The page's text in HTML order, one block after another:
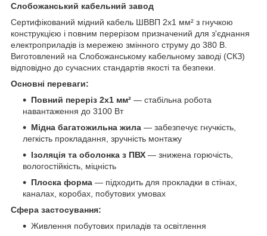
Слобожанський кабельний завод
Сертифікований мідний кабель ШВВП 2х1 мм² з гнучкою
конструкцією і повним перерізом призначений для з'єднання
електроприладів із мережею змінного струму до 380 В.
Виготовлений на Слобожанському кабельному заводі (СКЗ)
відповідно до сучасних стандартів якості та безпеки.
Основні переваги:
Повний переріз 2х1 мм² — стабільна робота
навантаження до 3100 Вт
Мідна багатожильна жила — забезпечує гнучкість,
легкість прокладання, зручність монтажу
Ізоляція та оболонка з ПВХ — знижена горючість,
вологостійкість, міцність
Плоска форма — підходить для прокладки в стінах,
каналах, коробах, побутових умовах
Сфера застосування:
Живлення побутових приладів та освітлення